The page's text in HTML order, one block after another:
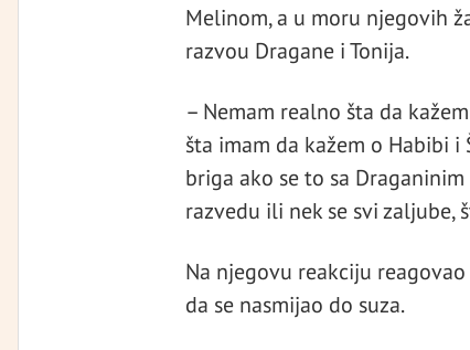
Melinom, a u moru njegovih
razvou Dragane i Tonija.
– Nemam realno šta da
šta imam da kažem o Habibi
briga ako se to sa
razvedu ili nek se svi zaljube,
Na njegovu reakciju
da se nasmijao do suza.